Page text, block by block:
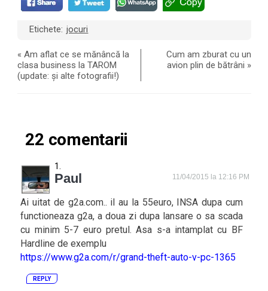
Etichete: jocuri
«Am aflat ce se mănâncă la
clasa business la TAROM
(update: și alte fotografii!)
Cum am zburat cu un
avion plin de bătrâni »
22 comentarii
Paul 11/04/2015 la 12:16 PM
Ai uitat de g2a.com.. il au la 55euro, INSA dupa cum
functioneaza g2a, a doua zi dupa lansare o sa scada
cu minim 5-7 euro pretul. Asa s-a intamplat cu BF
Hardline de exemplu
https://www.g2a.com/r/grand-theft-auto-v-pc-1365
REPLY